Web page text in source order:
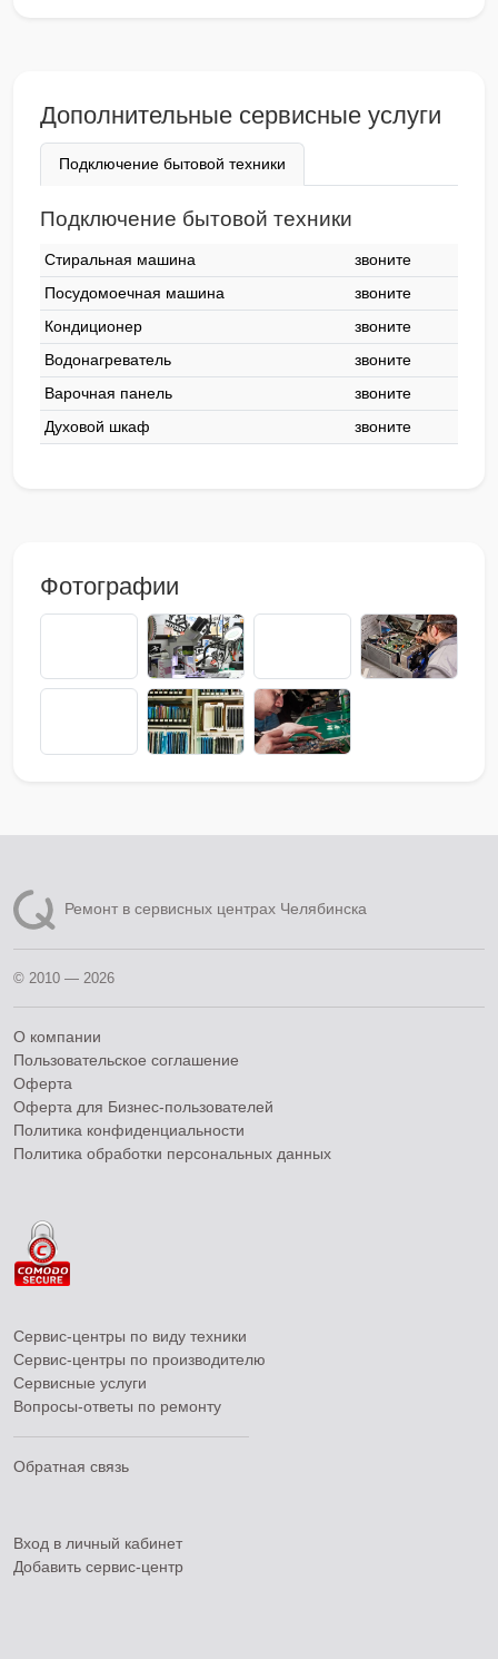
Дополнительные сервисные услуги
Подключение бытовой техники
Подключение бытовой техники
Стиральная машина
звоните
Посудомоечная машина
звоните
Кондиционер
звоните
Водонагреватель
звоните
Варочная панель
звоните
Духовой шкаф
звоните
Фотографии
Ремонт в сервисных центрах Челябинска
© 2010 — 2026
О компании
Пользовательское соглашение
Оферта
Оферта для Бизнес-пользователей
Политика конфиденциальности
Политика обработки персональных данных
Сервис-центры по виду техники
Сервис-центры по производителю
Сервисные услуги
Вопросы-ответы по ремонту
Обратная связь
Вход в личный кабинет
Добавить сервис-центр